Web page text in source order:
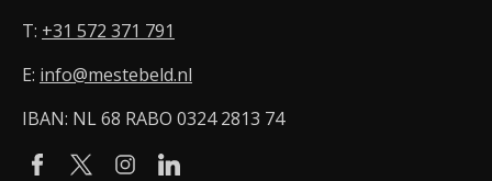
T: +31 572 371 791
E: info@mestebeld.nl
IBAN: NL 68 RABO 0324 2813 74